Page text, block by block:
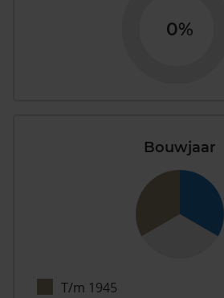
0%
Bouwjaar
T/m 1945